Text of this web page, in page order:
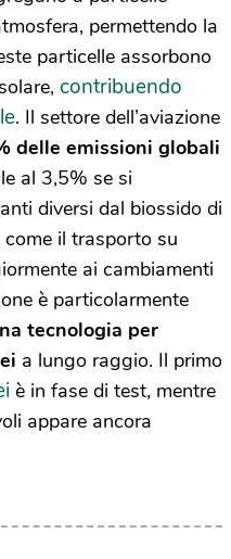
permettendo la
particelle assorbono
contribuendo
. Il settore dell’aviazione
delle emissioni globali
al 3,5% se si
diversi dal biossido di
il trasporto su
ai cambiamenti
è particolarmente
tecnologia per
a lungo raggio. Il primo
è in fase di test, mentre
appare ancora